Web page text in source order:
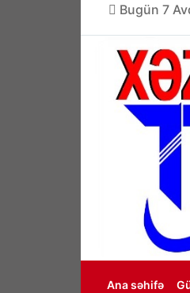
Bugün 7
Ana səhifə